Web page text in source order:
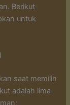
Berikut
untuk
saat memilih
adalah lima